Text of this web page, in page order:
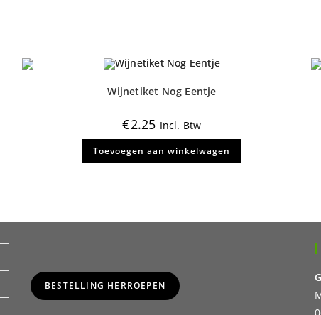
de
productpagina
Wijnetiket Nog Eentje
€2.25 Incl. Btw
Toevoegen aan winkelwagen
BESTELLING HERROEPEN